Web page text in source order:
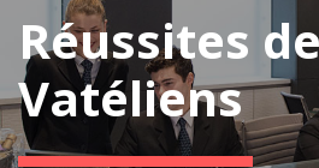
Réussites de
Vatéliens